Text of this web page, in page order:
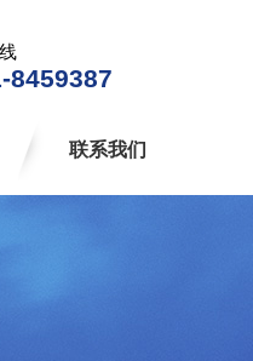
8459387
联系我们